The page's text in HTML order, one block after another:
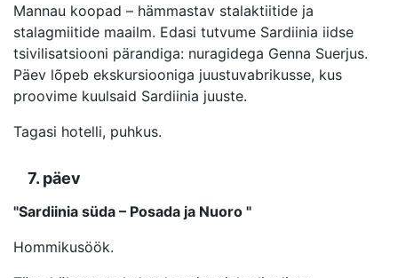
Mannau koopad – hämmastav stalaktiitide ja
stalagmiitide maailm. Edasi tutvume Sardiinia iidse
tsivilisatsiooni pärandiga: nuragidega Genna Suerjus.
Päev lõpeb ekskursiooniga juustuvabrikusse, kus
proovime kuulsaid Sardiinia juuste.
Tagasi hotelli, puhkus.
7. päev
"Sardiinia süda – Posada ja Nuoro "
Hommikusöök.